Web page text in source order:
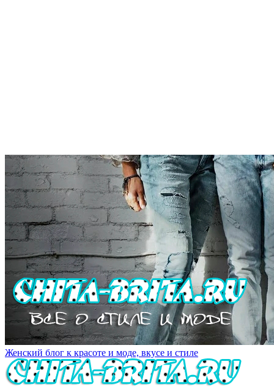
Женский блог к красоте и моде, вкусе и стиле